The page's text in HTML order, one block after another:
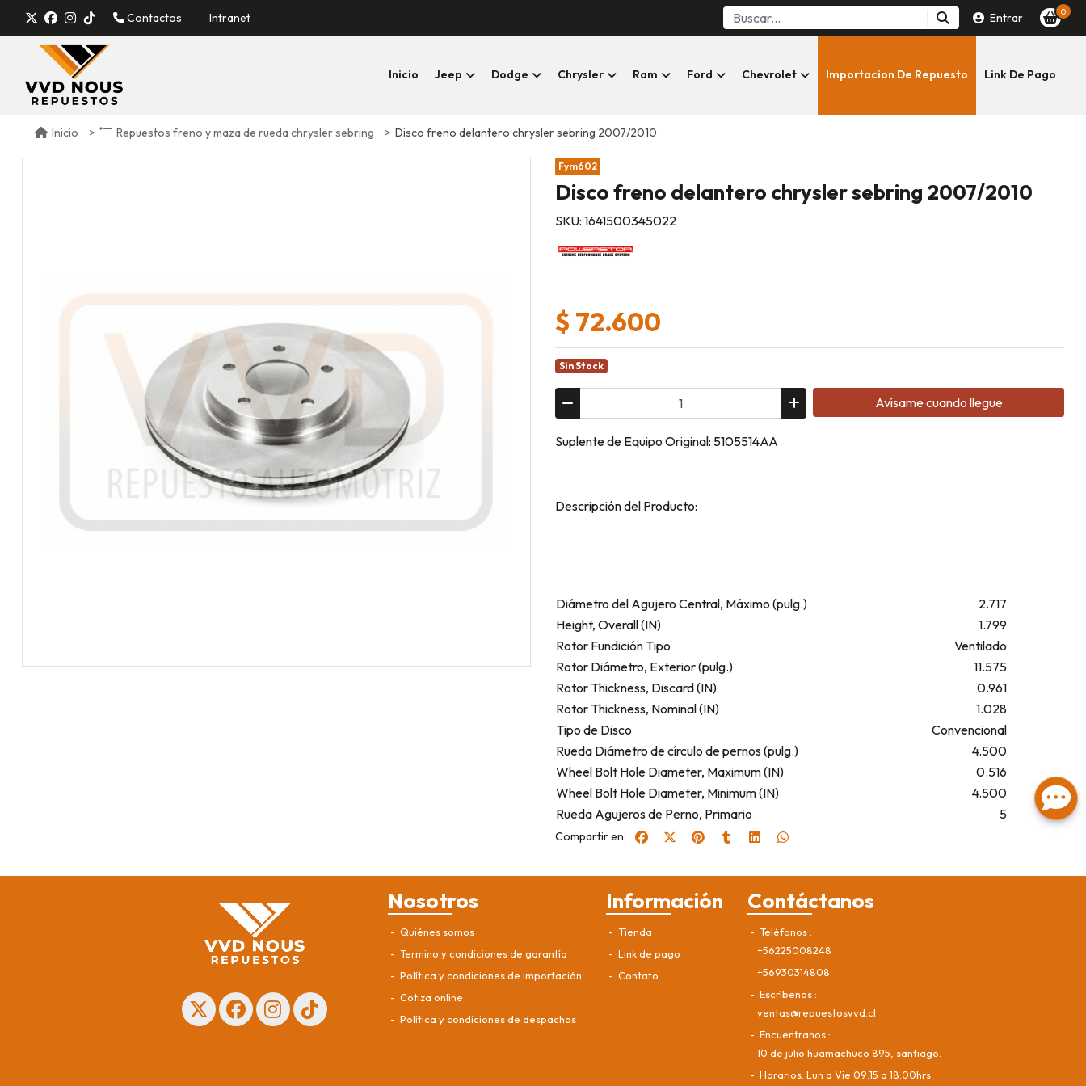
Contactos Intranet Entrar 0
Inicio Jeep Dodge Chrysler Ram Ford Chevrolet Importacion De Repuesto Link De Pago
Inicio Repuestos freno y maza de rueda chrysler sebring Disco freno delantero chrysler sebring 2007/2010
Fym602
Disco freno delantero chrysler sebring 2007/2010
SKU: 1641500345022
$ 72.600
Sin Stock
Avísame cuando llegue
Suplente de Equipo Original: 5105514AA
Descripción del Producto:
Diámetro del Agujero Central, Máximo (pulg.)
2.717
Height, Overall (IN)
1.799
Rotor Fundición Tipo
Ventilado
Rotor Diámetro, Exterior (pulg.)
11.575
Rotor Thickness, Discard (IN)
0.961
Rotor Thickness, Nominal (IN)
1.028
Tipo de Disco
Convencional
Rueda Diámetro de círculo de pernos (pulg.)
4.500
Wheel Bolt Hole Diameter, Maximum (IN)
0.516
Wheel Bolt Hole Diameter, Minimum (IN)
4.500
Rueda Agujeros de Perno, Primario
5
Compartir en:
Nosotros
Quiénes somos
Termino y condiciones de garantía
Política y condiciones de importación
Cotiza online
Política y condiciones de despachos
Información
Tienda
Link de pago
Contato
Contáctanos
Teléfonos
+56225008248
+56930314808
Escríbenos
ventas@repuestosvvd.cl
Encuentranos
10 de julio huamachuco 895, santiago.
Horarios: Lun a Vie 09:15 a 18:00hrs